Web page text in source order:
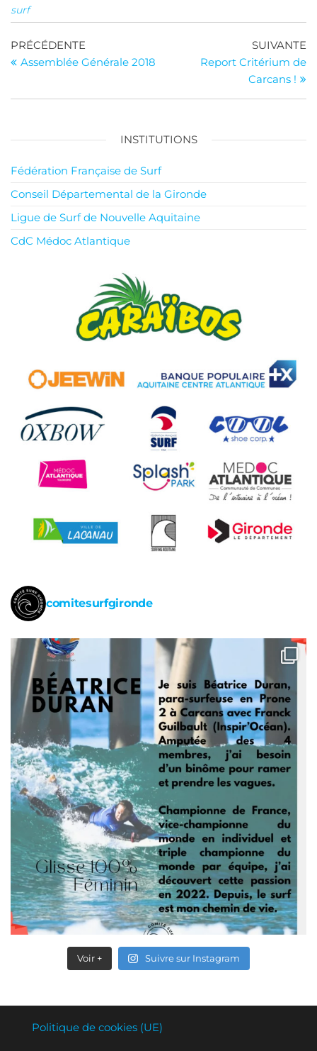
surf
Navigation
de
l’article
Article
précédent
PRÉCÉDENTE
Assemblée Générale 2018
SUIVANTE
Report Critérium de
Carcans !
INSTITUTIONS
Fédération Française de Surf
Conseil Départemental de la Gironde
Ligue de Surf de Nouvelle Aquitaine
CdC Médoc Atlantique
comitesurfgironde
Voir + Suivre sur Instagram
Politique de cookies (UE)